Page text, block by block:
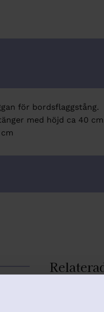
för bordsflaggstång.
med höjd ca 40